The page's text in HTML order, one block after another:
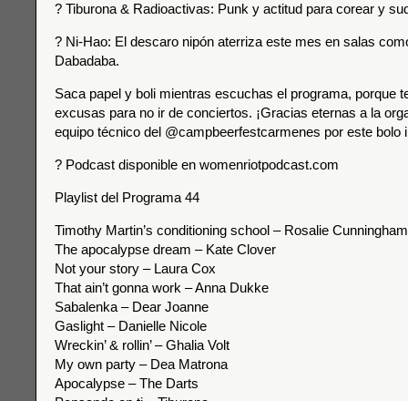
? Tiburona & Radioactivas: Punk y actitud para corear y
? Ni-Hao: El descaro nipón aterriza este mes en salas
Dabadaba.
Saca papel y boli mientras escuchas el programa, porque
excusas para no ir de conciertos. ¡Gracias eternas a la
equipo técnico del @campbeerfestcarmenes por este bolo
? Podcast disponible en womenriotpodcast.com
Playlist del Programa 44
Timothy Martin’s conditioning school – Rosalie Cunningham
The apocalypse dream – Kate Clover
Not your story – Laura Cox
That ain’t gonna work – Anna Dukke
Sabalenka – Dear Joanne
Gaslight – Danielle Nicole
Wreckin’ & rollin’ – Ghalia Volt
My own party – Dea Matrona
Apocalypse – The Darts